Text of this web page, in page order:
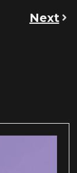
Next